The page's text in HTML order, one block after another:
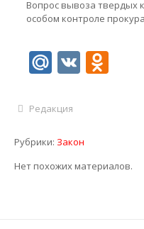
Вопрос вывоза твердых
особом контроле
Mail.Ru
VK
Редакция
Рубрики: Закон
Нет похожих материалов.